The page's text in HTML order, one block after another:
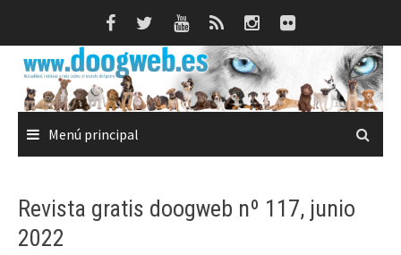
Menú principal
Revista gratis doogweb nº 117, junio
2022